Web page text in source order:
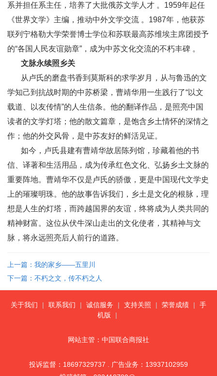
系并担任系主任，培养了大批俄苏文学人才 。1959年起任
《世界文学》主编，推动中外文学交流 。1987年，他获苏
联列宁格勒大学荣誉博士学位和苏联最高苏维埃主席团授予
的“各国人民友谊勋章”，成为中苏文化交流的不朽丰碑 。
文脉永续照乡关
从卢氏的磨盘书香到莫斯科的求学岁月，从与鲁迅的文
学知己到抗战时期的中苏桥梁，曹靖华用一生践行了“以文
载道、以友传情”的人生信条。他的翻译作品，是照亮中国
读者的文学灯塔；他的散文篇章，是饱含乡土情怀的深情之
作；他的外交风骨，是中苏友好的鲜活见证。
如今，卢氏县建有曹靖华故居陈列馆，珍藏着他的书
信、译著和生活用品，成为传承红色文化、弘扬乡土文脉的
重要阵地。曹靖华不仅是卢氏的骄傲，更是中国现代文学史
上的璀璨明珠。他的故事告诉我们，乡土是文化的根脉，理
想是人生的灯塔，而跨越国界的友谊，终将成为人类共同的
精神财富。这位从伏牛深山走出的文化使者，其精神与文
脉，将永远照亮后人前行的道路。
上一篇：我的家乡——五里川
下一篇：不朽之文，传不朽之人
关于我们 | 联系我们 | 诚信服务 | 支持关照 | 荣誉成绩 |
手
机版
|
网站主管：中国联合商报社
投诉监督：18697329737 . 广告业务：13937102959